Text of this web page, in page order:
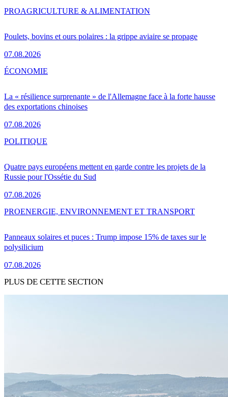
Poulets, bovins et ours polaires : la grippe aviaire se propage
07.08.2026
PROAGRICULTURE & ALIMENTATION
La « résilience surprenante » de l'Allemagne face à la forte hausse
des exportations chinoises
07.08.2026
ÉCONOMIE
Quatre pays européens mettent en garde contre les projets de la
Russie pour l'Ossétie du Sud
07.08.2026
POLITIQUE
Panneaux solaires et puces : Trump impose 15% de taxes sur le
polysilicium
07.08.2026
PROENERGIE, ENVIRONNEMENT ET TRANSPORT
PLUS DE CETTE SECTION